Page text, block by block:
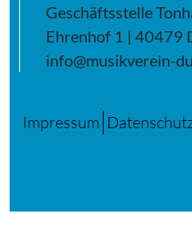
Geschäftsstelle
Ehrenhof 1 | 40479
info@musikverein-
Impressum